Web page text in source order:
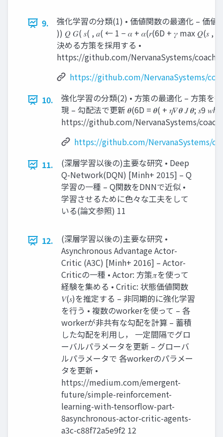
9.
強化学習の分類(1) • 価値関数の最適化 – 価値
)) 𝑄 𝐺( 𝑠( , 𝑎( ← 1 − 𝛼 + 𝛼(𝑟(6D + 𝛾 max 𝑄(𝑠 ,
決める⽅策を採⽤する •
https://github.com/NervanaSystems/
https://github.com/NervanaSystems/
10.
強化学習の分類(2) • ⽅策の最適化 – ⽅策を
現 – 勾配法で更新 𝜽(6D = 𝜽( + 𝜂𝛻𝜽 𝐽 𝜽; 𝑠9
https://github.com/NervanaSystems/
https://github.com/NervanaSystems/
11.
(深層学習以後の)主要な研究 • Deep
Q-Network(DQN) [Minh+ 2015] – Q
学習の⼀種 – Q関数をDNNで近似 •
学習させるために⾊々な⼯夫をして
いる(論⽂参照) 11
12.
(深層学習以後の)主要な研究 •
Asynchronous Advantage Actor-
Critic (A3C) [Minh+ 2016] – Actor-
Criticの⼀種 • Actor: ⽅策𝜋を使って
経験を集める • Critic: 状態価値関数
𝑉(𝑠)を推定する – ⾮同期的に強化学習
を⾏う • 複数のworkerを使って – 各
workerが⾮共有な勾配を計算 – 蓄積
した勾配を利⽤し， ⼀定間隔でグロ
ーバルパラメータを更新 – グローバ
ルパラメータで 各workerのパラメー
タを更新 •
https://medium.com/emergent-
future/simple-reinforcement-
learning-with-tensorflow-part-
8asynchronous-actor-critic-agents-
a3c-c88f72a5e9f2 12